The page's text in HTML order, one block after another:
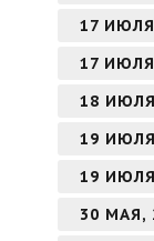
17
17
18
19
19
30